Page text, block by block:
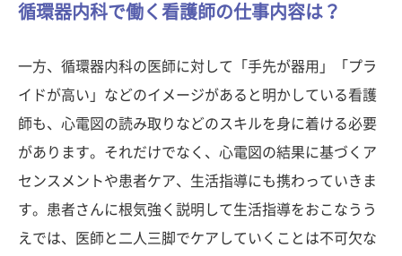
循環器内科で働く看護師の仕事内容は？
一方、循環器内科の医師に対して「手先が器用」「プラ
イドが高い」などのイメージがあると明かしている看護
師も、心電図の読み取りなどのスキルを身に着ける必要
があります。それだけでなく、心電図の結果に基づくア
センスメントや患者ケア、生活指導にも携わっていきま
す。患者さんに根気強く説明して生活指導をおこなうう
えでは、医師と二人三脚でケアしていくことは不可欠な